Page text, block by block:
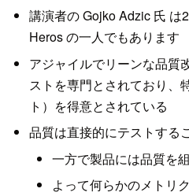
講演者の Gojko Adzic 氏 は
Heros の一人でもあります
アジャイルでリーンな品質
ストを専門とされており、
ト）を得意とされている
品質は直接的にテストする
一方で製品には品質を
よって何らかのメトリ